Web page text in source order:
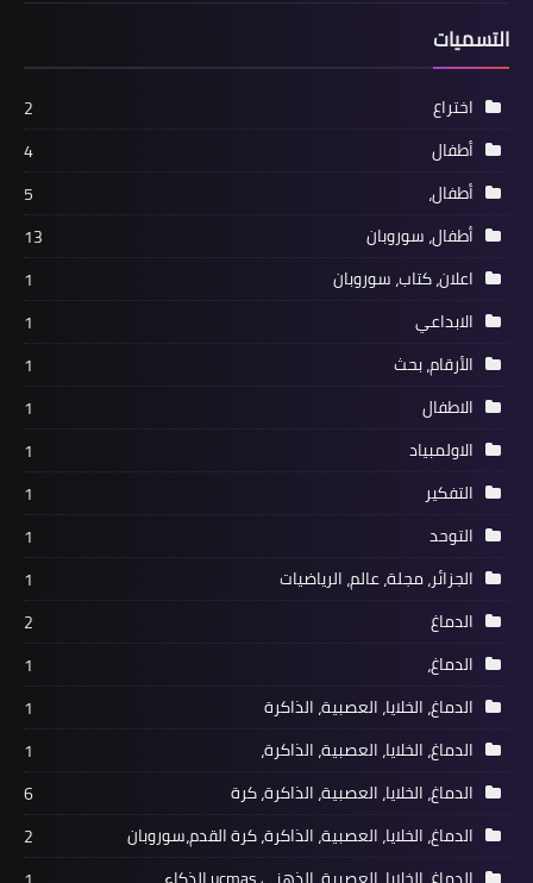
التسميات
اختراع
2
أطفال
4
أطفال،
5
أطفال، سوروبان
13
اعلان، كتاب، سوروبان
1
الابداعي
1
الأرقام، بحث
1
الاطفال
1
الاولمبياد
1
التفكير
1
التوحد
1
الجزائر، مجلة، عالم، الرياضيات
1
الدماغ
2
الدماغ،
1
الدماغ، الخلايا، العصبية، الذاكرة
1
الدماغ، الخلايا، العصبية، الذاكرة،
1
الدماغ، الخلايا، العصبية، الذاكرة، كرة
6
الدماغ، الخلايا، العصبية، الذاكرة، كرة القدم،سوروبان
2